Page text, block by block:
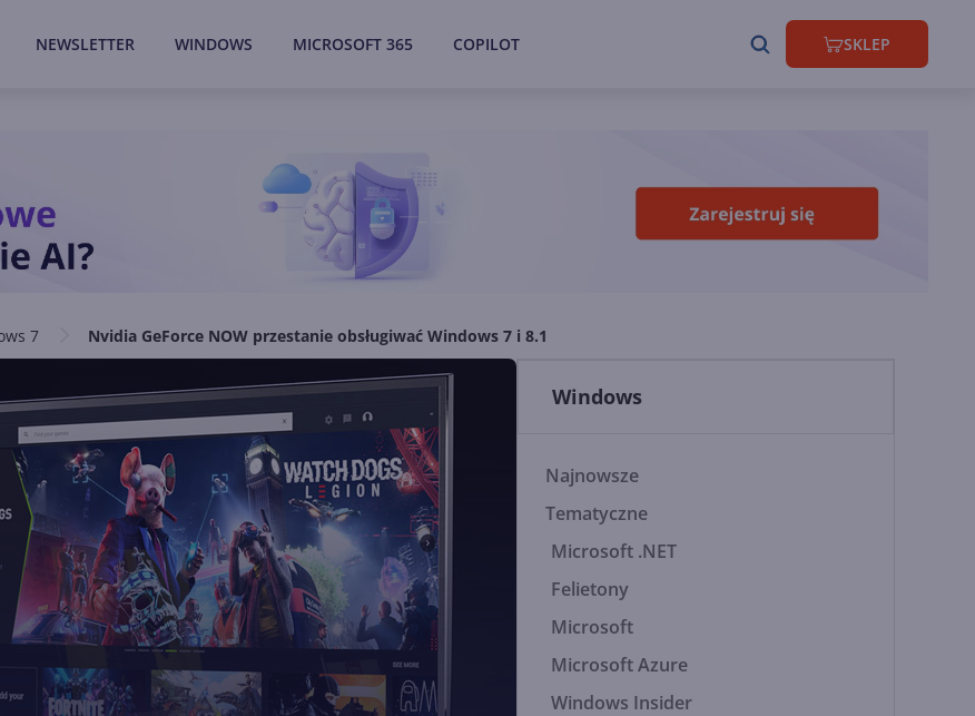
NEWSLETTER WINDOWS MICROSOFT 365 COPILOT SKLEP
7 Nvidia GeForce NOW przestanie obsługiwać Windows 7 i 8.1
Windows
Najnowsze
Tematyczne
Microsoft .NET
Felietony
Microsoft
Microsoft Azure
Windows Insider